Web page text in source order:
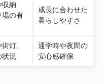
収納
場の有
成長に合わせた
暮らしやすさ
灯、
状況
通学時や夜間の
安心感確保